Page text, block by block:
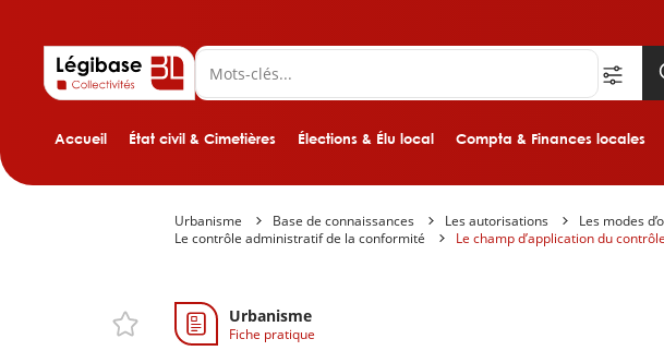
Accueil État civil & Cimetières Élections & Élu local Compta & Finances locales
Urbanisme Base de connaissances Les autorisations Les modes
Le contrôle administratif de la conformité
Le champ d’application du
Urbanisme
Fiche pratique